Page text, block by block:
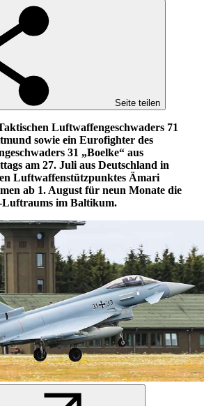
Seite teilen
Luftwaffengeschwaders 71
sowie ein Eurofighter des
31 „Boelke“ aus
am 27. Juli aus Deutschland in
Luftwaffenstützpunktes Ämari
ab 1. August für neun Monate die
Luftraums im Baltikum.